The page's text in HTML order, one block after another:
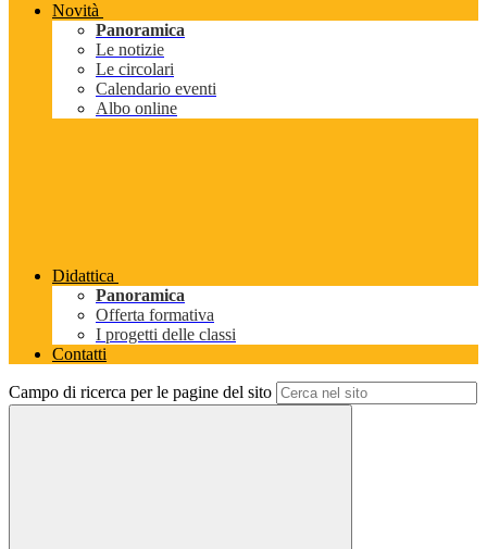
Novità
Panoramica
Le notizie
Le circolari
Calendario eventi
Albo online
Didattica
Panoramica
Offerta formativa
I progetti delle classi
Contatti
Campo di ricerca per le pagine del sito